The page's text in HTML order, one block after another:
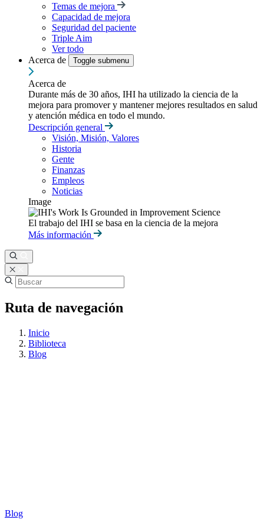
Temas de mejora
Capacidad de mejora
Seguridad del paciente
Triple Aim
Ver todo
Acerca de
Toggle submenu
Acerca de
Durante más de 30 años, IHI ha utilizado la ciencia de la
mejora para promover y mantener mejores resultados en salud
y atención médica en todo el mundo.
Descripción general
Visión, Misión, Valores
Historia
Gente
Finanzas
Empleos
Noticias
Image
El trabajo del IHI se basa en la ciencia de la mejora
Más información
Ruta de navegación
Inicio
Biblioteca
Blog
Blog